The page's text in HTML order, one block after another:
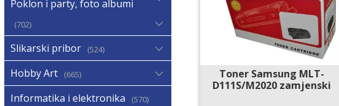
Toner Samsung MLT-
D111S/M2020 zamjenski
Poklon i party, foto albumi
702
Slikarski pribor 524
Hobby Art 665
Informatika i elektronika 570